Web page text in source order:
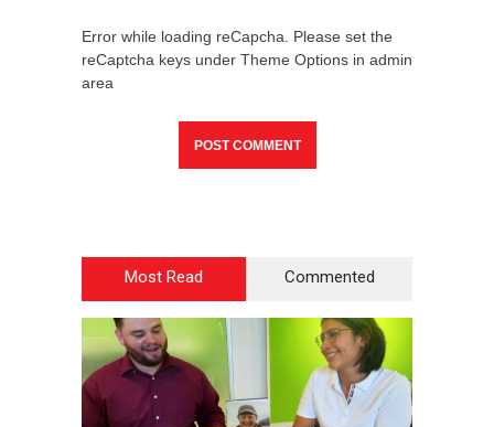
Error while loading reCapcha. Please set the
reCaptcha keys under Theme Options in admin
area
Most Read Commented